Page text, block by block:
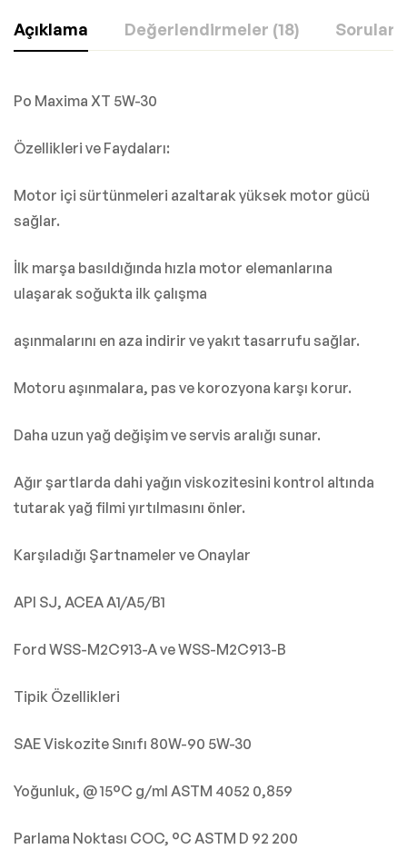
Açıklama Değerlendirmeler (18) Sorular
Po Maxima XT 5W-30
Özellikleri ve Faydaları:
Motor içi sürtünmeleri azaltarak yüksek motor gücü
sağlar.
İlk marşa basıldığında hızla motor elemanlarına
ulaşarak soğukta ilk çalışma
aşınmalarını en aza indirir ve yakıt tasarrufu sağlar.
Motoru aşınmalara, pas ve korozyona karşı korur.
Daha uzun yağ değişim ve servis aralığı sunar.
Ağır şartlarda dahi yağın viskozitesini kontrol altında
tutarak yağ filmi yırtılmasını önler.
Karşıladığı Şartnameler ve Onaylar
API SJ, ACEA A1/A5/B1
Ford WSS-M2C913-A ve WSS-M2C913-B
Tipik Özellikleri
SAE Viskozite Sınıfı 80W-90 5W-30
Yoğunluk, @ 15°C g/ml ASTM 4052 0,859
Parlama Noktası COC, °C ASTM D 92 200